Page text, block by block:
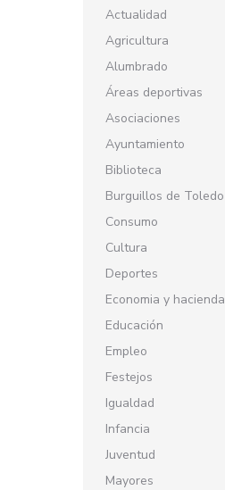
Actualidad
Agricultura
Alumbrado
Áreas deportivas
Asociaciones
Ayuntamiento
Biblioteca
Burguillos de Toledo
Consumo
Cultura
Deportes
Economia y hacienda
Educación
Empleo
Festejos
Igualdad
Infancia
Juventud
Mayores